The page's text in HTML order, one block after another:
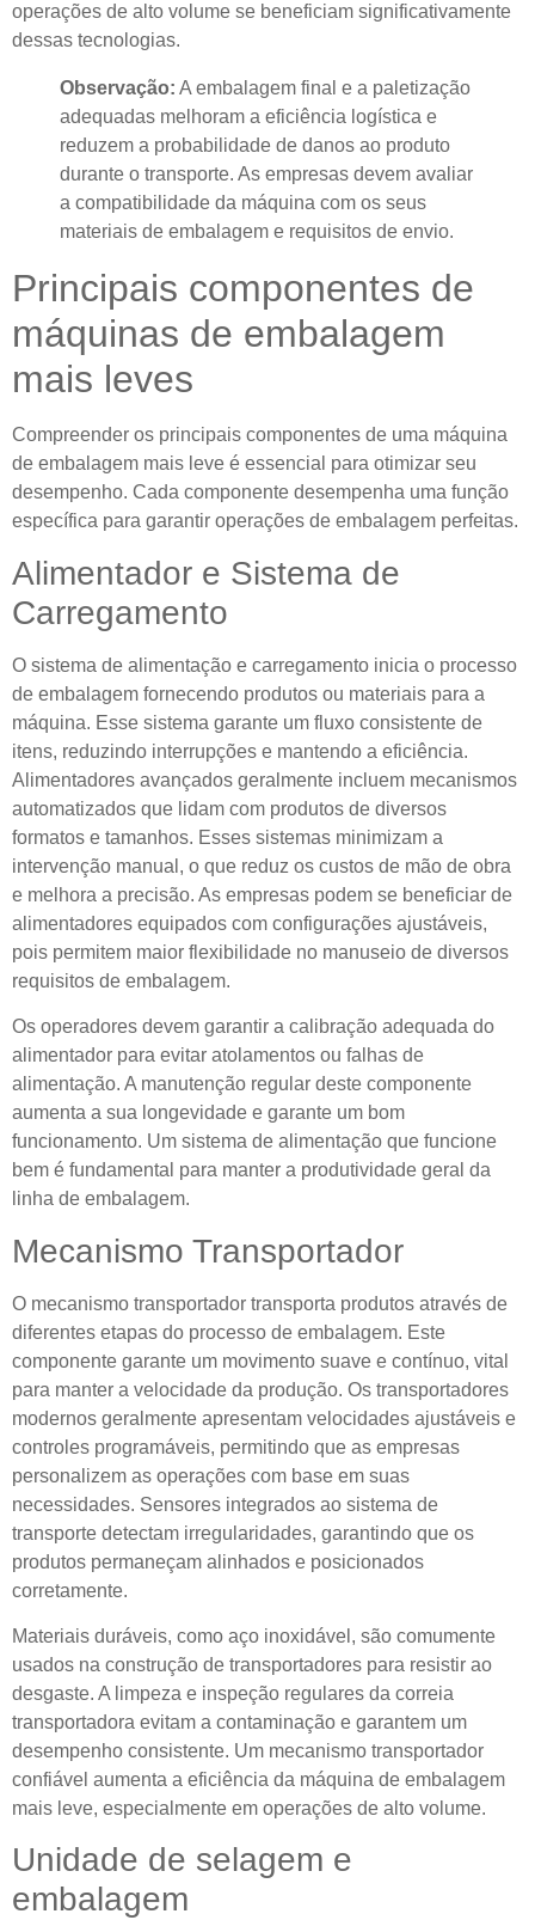
operações de alto volume se beneficiam significativamente
dessas tecnologias.
Observação: A embalagem final e a paletização
adequadas melhoram a eficiência logística e
reduzem a probabilidade de danos ao produto
durante o transporte. As empresas devem avaliar
a compatibilidade da máquina com os seus
materiais de embalagem e requisitos de envio.
Principais componentes de
máquinas de embalagem
mais leves
Compreender os principais componentes de uma máquina
de embalagem mais leve é ​​essencial para otimizar seu
desempenho. Cada componente desempenha uma função
específica para garantir operações de embalagem perfeitas.
Alimentador e Sistema de
Carregamento
O sistema de alimentação e carregamento inicia o processo
de embalagem fornecendo produtos ou materiais para a
máquina. Esse sistema garante um fluxo consistente de
itens, reduzindo interrupções e mantendo a eficiência.
Alimentadores avançados geralmente incluem mecanismos
automatizados que lidam com produtos de diversos
formatos e tamanhos. Esses sistemas minimizam a
intervenção manual, o que reduz os custos de mão de obra
e melhora a precisão. As empresas podem se beneficiar de
alimentadores equipados com configurações ajustáveis,
pois permitem maior flexibilidade no manuseio de diversos
requisitos de embalagem.
Os operadores devem garantir a calibração adequada do
alimentador para evitar atolamentos ou falhas de
alimentação. A manutenção regular deste componente
aumenta a sua longevidade e garante um bom
funcionamento. Um sistema de alimentação que funcione
bem é fundamental para manter a produtividade geral da
linha de embalagem.
Mecanismo Transportador
O mecanismo transportador transporta produtos através de
diferentes etapas do processo de embalagem. Este
componente garante um movimento suave e contínuo, vital
para manter a velocidade da produção. Os transportadores
modernos geralmente apresentam velocidades ajustáveis ​​e
controles programáveis, permitindo que as empresas
personalizem as operações com base em suas
necessidades. Sensores integrados ao sistema de
transporte detectam irregularidades, garantindo que os
produtos permaneçam alinhados e posicionados
corretamente.
Materiais duráveis, como aço inoxidável, são comumente
usados ​​na construção de transportadores para resistir ao
desgaste. A limpeza e inspeção regulares da correia
transportadora evitam a contaminação e garantem um
desempenho consistente. Um mecanismo transportador
confiável aumenta a eficiência da máquina de embalagem
mais leve, especialmente em operações de alto volume.
Unidade de selagem e
embalagem